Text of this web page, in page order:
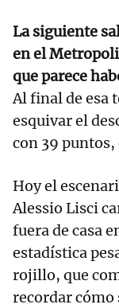
La siguiente
en el
que parece
Al final de esa
esquivar el
con 39 puntos,
Hoy el
Alessio Lisci
fuera de casa
estadística
rojillo, que
recordar cómo